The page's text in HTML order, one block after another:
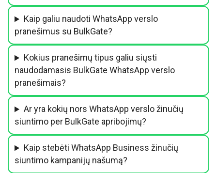
Kaip galiu naudoti WhatsApp verslo
pranešimus su BulkGate?
Kokius pranešimų tipus galiu siųsti
naudodamasis BulkGate WhatsApp verslo
pranešimais?
Ar yra kokių nors WhatsApp verslo žinučių
siuntimo per BulkGate apribojimų?
Kaip stebėti WhatsApp Business žinučių
siuntimo kampanijų našumą?